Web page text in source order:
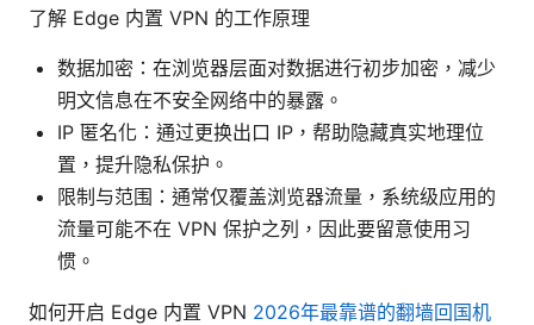
了解 Edge 内置 VPN 的工作原理
数据加密：在浏览器层面对数据进行初步加密，减少
明文信息在不安全网络中的暴露。
IP 匿名化：通过更换出口 IP，帮助隐藏真实地理位
置，提升隐私保护。
限制与范围：通常仅覆盖浏览器流量，系统级应用的
流量可能不在 VPN 保护之列，因此要留意使用习
惯。
如何开启 Edge 内置 VPN 2026年最靠谱的翻墙回国机